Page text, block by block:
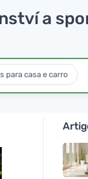
a
para casa e carro